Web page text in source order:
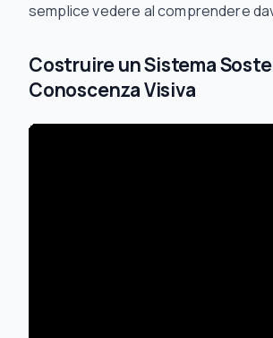
semplice vedere al comprendere
Costruire un Sistema
Conoscenza Visiva